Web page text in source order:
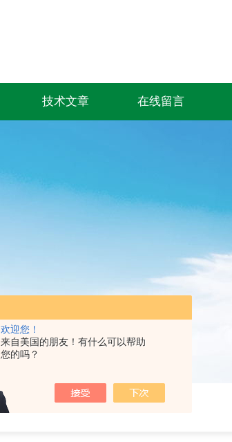
欢迎您！
来自美国的朋友！有什么可以帮助
您的吗？
技术文章 在线留言